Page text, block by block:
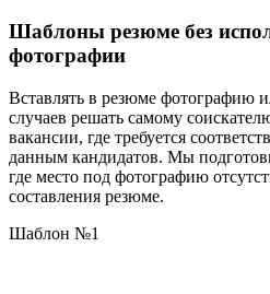
Шаблоны резюме без
фотографии
Вставлять в резюме фотографию
случаев решать самому
вакансии, где требуется
данным кандидатов. Мы
где место под фотографию
составления резюме.
Шаблон №1